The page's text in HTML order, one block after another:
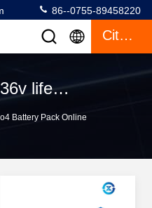
86--0755-89458220
Citaat
Sleutelwoorden [ 36v lifepo4 battery pack ] Gelijke 22 producten
Battery Pack Online